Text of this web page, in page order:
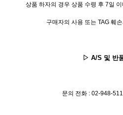
상품 하자의 경우 상품 수령 후 7일 이
구매자의 사용 또는 TAG 훼
▷ A/S 및 반
문의 전화 : 02-948-